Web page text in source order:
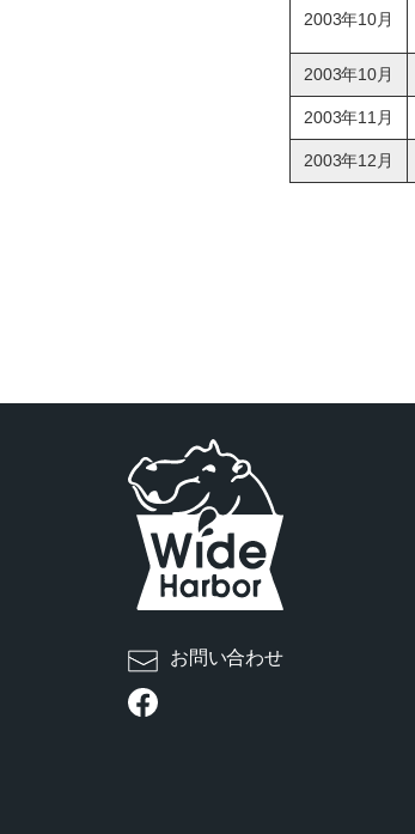
2003年10月
2003年10月
2003年11月
2003年12月
お問い合わせ